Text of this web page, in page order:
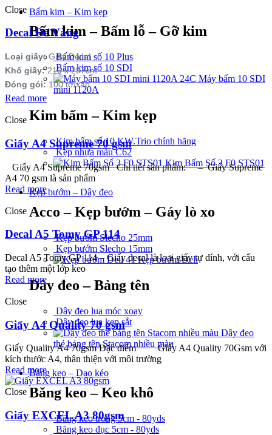
Bấm kim – Kim kẹp
Bấm kim – Bấm lỗ – Gỡ kim
Bấm kim số 10 Plus
Bấm kim số 10 SDI
Máy bấm 10 SDI
mini 1120A
Kim bấm – Kim kẹp
Kim bấm số 10 KW.Trio chính hãng
Kẹp nhựa màu C62
Kim Bấm Số 3 F0 STS01
Kẹp bướm – Dây đeo
Acco – Kẹp bướm – Gáy lò xo
Kẹp bướm Slecho 25mm
Kẹp bướm Slecho 15mm
Kẹp bướm Deli
Dây đeo – Bảng tên
Dây đeo lụa móc xoay
Dây đeo lụa kẹp sắt
Dây đeo
thẻ bảng tên Stacom nhiều màu
Băng keo – Dao kéo
Băng keo – Keo khô
Băng keo trong 5cm - 80yds
Băng keo đục 5cm - 80yds
Close
Decal Đế Vàng
Loại giấy:Giấy Decal
Khổ giấy:210 x 297cm
Đóng gói: 100 tờ/xấp
Read more
Close
Giấy A4 Supreme 70 gsm
Giấy A4 Supreme 70gsm Chi tiết sản phẩm: – Giấy Supreme
A4 70 gsm là sản phẩm
Read more
Close
Decal A5 Tomy GP 114
Decal A5 Tomy GP 114 – Giấy decal là loại giấy tự dính, với cấu
tạo thêm một lớp keo
Read more
Close
Giấy A4 Quality 70 gsm
Giấy Quality A4 70gsm Đặc điểm Giấy A4 Quality 70Gsm với
kích thước A4, thân thiện với môi trường
Read more
Close
Giấy EXCEL A3 80gsm